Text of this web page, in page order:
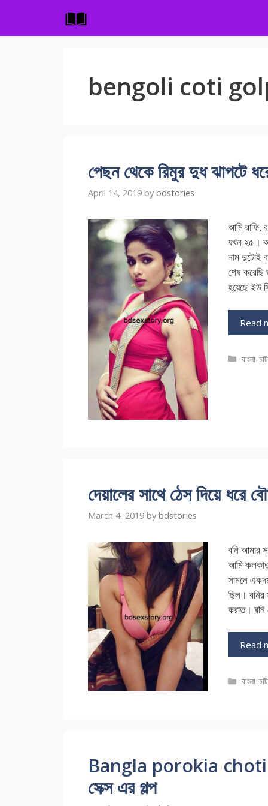
content
bengoli coti
পেছন থেকে রিমুর দুধ ঝাপটে
April 14, 2019 by bdstories
আমি রাফি,
যখন ২৫।
নাম
শেষ
হয়েছে ইউ
Read
বাংলা-চটি
দেয়ালের সাথে ঠেস দিয়ে ধরে
March 4, 2019 by bdstories
বনি আমার
আমি
সামনে
ছিল। বনির
করাত। বনি
Read
বাংলা-চটি
Bangla porokia choti
সেক্স এর গল্প